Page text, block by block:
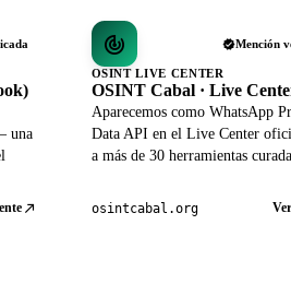
una
Mención
OSINT LIVE CENTER
OSINT Cabal · Live
Aparecemos como WhatsApp
Data API en el Live Center
a más de 30 herramientas
osintcabal.org